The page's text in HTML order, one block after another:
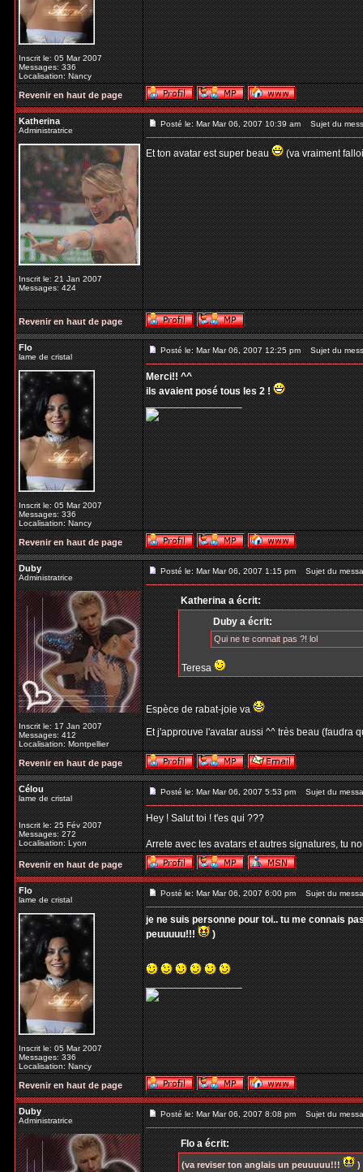
Inscrit le: 05 Mar 2007
Messages: 336
Localisation: Nancy
Revenir en haut de page
Katherina
Administratrice
Inscrit le: 21 Jan 2007
Messages: 424
Posté le: Mar Mar 06, 2007 10:39 am Sujet du
Et ton avatar est super beau (va vraiment
Revenir en haut de page
Flo
lame de cristal
Inscrit le: 05 Mar 2007
Messages: 336
Localisation: Nancy
Posté le: Mar Mar 06, 2007 12:25 pm Sujet du
Merci!! ^^
ils avaient posé tous les 2 !
_________________
Revenir en haut de page
Duby
Administratrice
Inscrit le: 17 Jan 2007
Messages: 412
Localisation: Montpellier
Posté le: Mar Mar 06, 2007 1:15 pm Sujet du
Katherina a écrit:
Duby a écrit:
Qui ne te connait pas ?! lol
Teresa
Espèce de rabat-joie va
Et j'approuve l'avatar aussi ^^ très beau (faudra
Revenir en haut de page
Célou
lame de cristal
Inscrit le: 25 Fév 2007
Messages: 272
Localisation: Lyon
Posté le: Mar Mar 06, 2007 5:53 pm Sujet du
Hey ! Salut toi ! t'es qui ???
Arrete avec tes avatars et autres signatures, tu
Revenir en haut de page
Flo
lame de cristal
Inscrit le: 05 Mar 2007
Messages: 336
Localisation: Nancy
Posté le: Mar Mar 06, 2007 6:00 pm Sujet du
je ne suis personne pour toi.. tu me connais
peuuuuu!!!
)
_________________
Revenir en haut de page
Duby
Administratrice
Posté le: Mar Mar 06, 2007 8:08 pm Sujet du
Flo a écrit:
(va reviser ton anglais un peuuuuu!!! )